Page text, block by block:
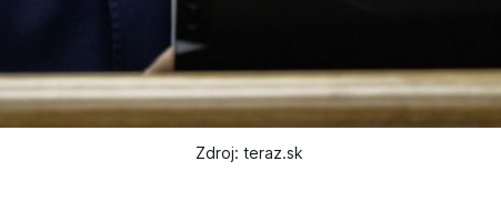
Zdroj: teraz.sk